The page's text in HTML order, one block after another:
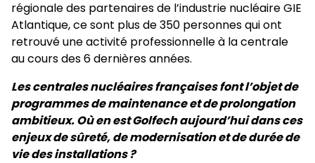
régionale des partenaires de l’industrie nucléaire GIE
Atlantique, ce sont plus de 350 personnes qui ont
retrouvé une activité professionnelle à la centrale
au cours des 6 dernières années.
Les centrales nucléaires françaises font l’objet de
programmes de maintenance et de prolongation
ambitieux. Où en est Golfech aujourd’hui dans ces
enjeux de sûreté, de modernisation et de durée de
vie des installations ?